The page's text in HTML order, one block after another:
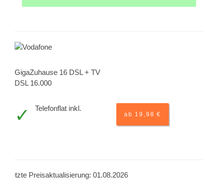
GigaZuhause 16 DSL + TV
DSL 16.000
Telefonflat inkl.
ab 19,98 €
Letzte Preisaktualisierung: 01.08.2026